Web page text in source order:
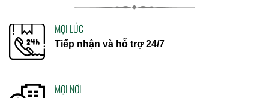
MỌI LÚC
Tiếp nhận và hỗ trợ 24/7
MỌI NƠI